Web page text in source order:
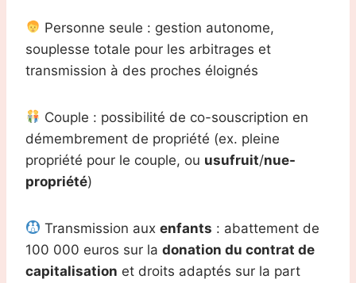
Personne seule : gestion autonome,
souplesse totale pour les arbitrages et
transmission à des proches éloignés
Couple : possibilité de co-souscription en
démembrement de propriété (ex. pleine
propriété pour le couple, ou usufruit/nue-
propriété)
Transmission auxenfants : abattement de
100 000 euros sur la donation du contrat de
capitalisation et droits adaptés sur la part